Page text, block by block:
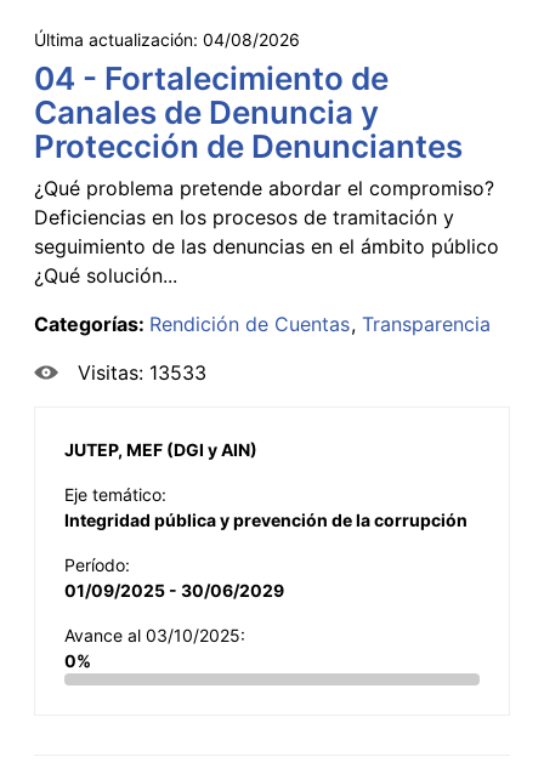
Última actualización: 04/08/2026
04 - Fortalecimiento de
Canales de Denuncia y
Protección de Denunciantes
¿Qué problema pretende abordar el compromiso?
Deficiencias en los procesos de tramitación y
seguimiento de las denuncias en el ámbito público
¿Qué solución...
Categorías: Rendición de Cuentas Transparencia
Visitas: 13533
JUTEP, MEF (DGI y AIN)
Eje temático:
Integridad pública y prevención de la corrupción
Período:
01/09/2025 - 30/06/2029
Avance al 03/10/2025:
0%